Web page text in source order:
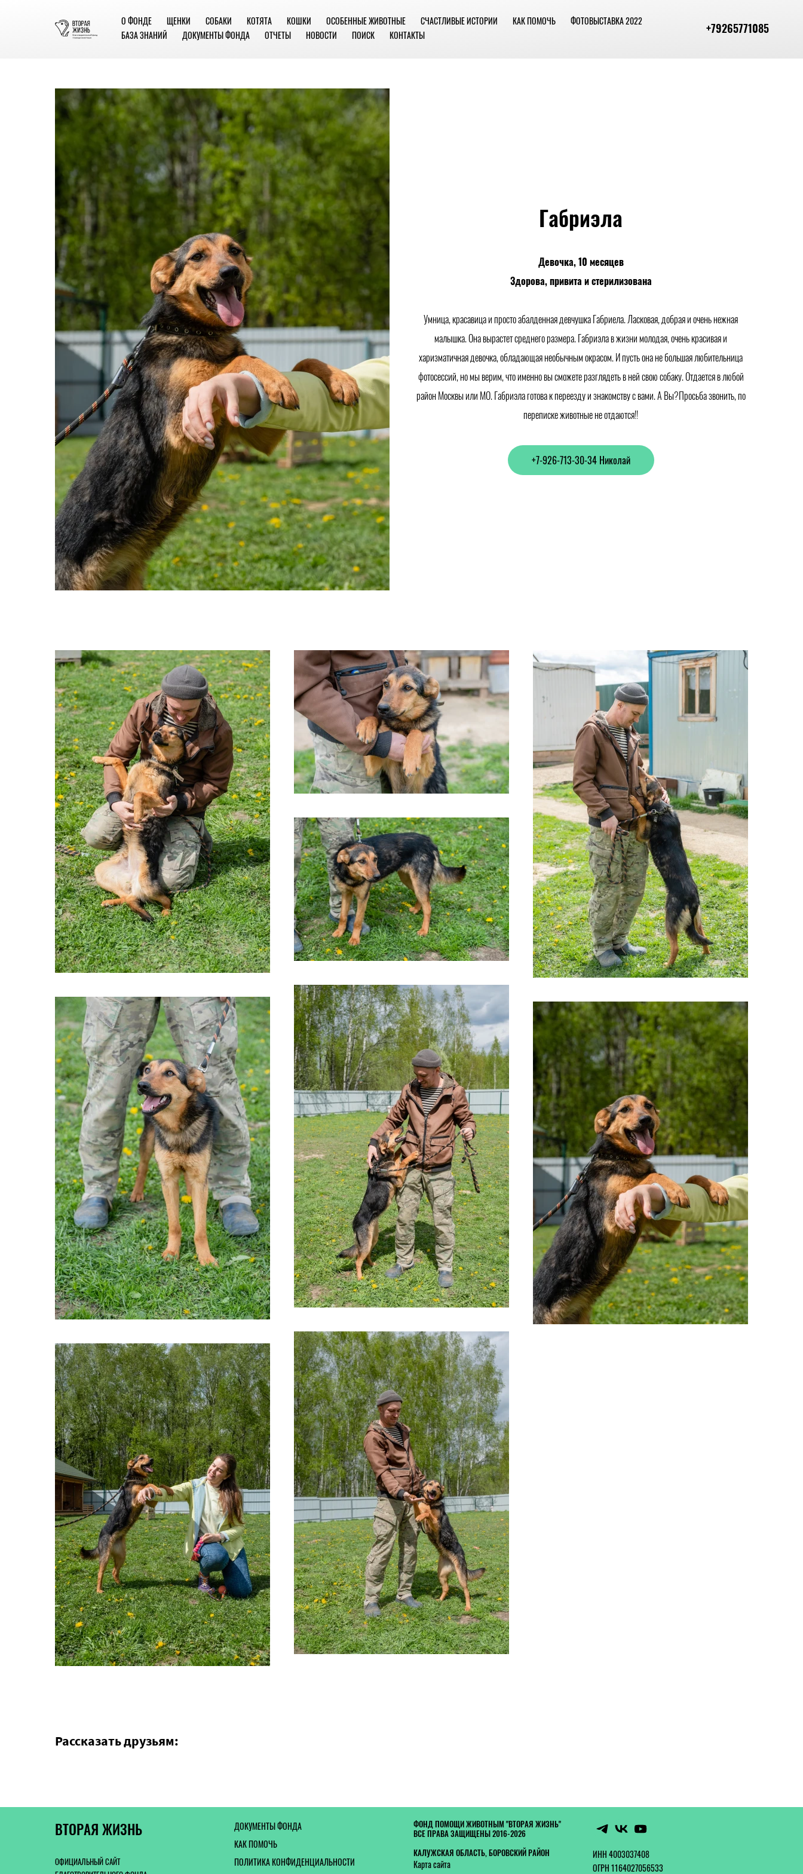
О ФОНДЕ ЩЕНКИ СОБАКИ КОТЯТА КОШКИ ОСОБЕННЫЕ ЖИВОТНЫЕ СЧАСТЛИВЫЕ ИСТОРИИ КАК ПОМОЧЬ
ФОТОВЫСТАВКА 2022
БАЗА ЗНАНИЙ
ДОКУМЕНТЫ ФОНДА ОТЧЕТЫ НОВОСТИ ПОИСК КОНТАКТЫ +79265771085
Габриэла
Девочка, 10 месяцев
Здорова, привита и стерилизована
Умница, красавица и просто абалденная девчушка Габриела. Ласковая, добрая и очень нежная
малышка. Она вырастет среднего размера. Габриэла в жизни молодая, очень красивая и
харизматичная девочка, обладающая необычным окрасом. И пусть она не большая любительница
фотосессий, но мы верим, что именно вы сможете разглядеть в ней свою собаку. Отдается в любой
район Москвы или МО. Габриэла готова к переезду и знакомству с вами. А Вы?Просьба звонить, по
переписке животные не отдаются!!
+7-926-713-30-34 Николай
Рассказать друзьям:
ВТОРАЯ ЖИЗНЬ
ОФИЦИАЛЬНЫЙ САЙТ
ДОКУМЕНТЫ ФОНДА
КАК ПОМОЧЬ
ПОЛИТИКА КОНФИДЕНЦИАЛЬНОСТИ
ФОНД ПОМОЩИ ЖИВОТНЫМ "ВТОРАЯ ЖИЗНЬ"
ВСЕ ПРАВА ЗАЩИЩЕНЫ 2016-2026
КАЛУЖСКАЯ ОБЛАСТЬ, БОРОВСКИЙ РАЙОН
Карта сайта
ИНН 4003037408
ОГРН 1164027056533